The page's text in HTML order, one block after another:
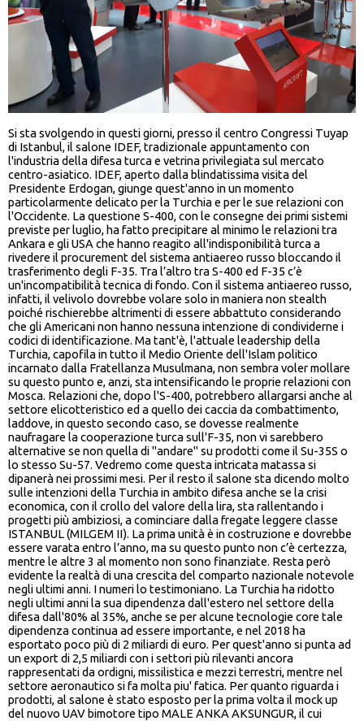
Si sta svolgendo in questi giorni, presso il centro Congressi Tuyap
di Istanbul, il salone IDEF, tradizionale appuntamento con
l'industria della difesa turca e vetrina privilegiata sul mercato
centro-asiatico. IDEF, aperto dalla blindatissima visita del
Presidente Erdogan, giunge quest'anno in un momento
particolarmente delicato per la Turchia e per le sue relazioni con
l'Occidente. La questione S-400, con le consegne dei primi sistemi
previste per luglio, ha fatto precipitare al minimo le relazioni tra
Ankara e gli USA che hanno reagito all'indisponibilità turca a
rivedere il procurement del sistema antiaereo russo bloccando il
trasferimento degli F-35. Tra l’altro tra S-400 ed F-35 c’è
un'incompatibilità tecnica di fondo. Con il sistema antiaereo russo,
infatti, il velivolo dovrebbe volare solo in maniera non stealth
poiché rischierebbe altrimenti di essere abbattuto considerando
che gli Americani non hanno nessuna intenzione di condividerne i
codici di identificazione. Ma tant'è, l'attuale leadership della
Turchia, capofila in tutto il Medio Oriente dell'Islam politico
incarnato dalla Fratellanza Musulmana, non sembra voler mollare
su questo punto e, anzi, sta intensificando le proprie relazioni con
Mosca. Relazioni che, dopo l'S-400, potrebbero allargarsi anche al
settore elicotteristico ed a quello dei caccia da combattimento,
laddove, in questo secondo caso, se dovesse realmente
naufragare la cooperazione turca sull'F-35, non vi sarebbero
alternative se non quella di "andare" su prodotti come il Su-35S o
lo stesso Su-57. Vedremo come questa intricata matassa si
dipanerà nei prossimi mesi. Per il resto il salone sta dicendo molto
sulle intenzioni della Turchia in ambito difesa anche se la crisi
economica, con il crollo del valore della lira, sta rallentando i
progetti più ambiziosi, a cominciare dalla fregate leggere classe
ISTANBUL (MILGEM II). La prima unità è in costruzione e dovrebbe
essere varata entro l’anno, ma su questo punto non c’è certezza,
mentre le altre 3 al momento non sono finanziate. Resta però
evidente la realtà di una crescita del comparto nazionale notevole
negli ultimi anni. I numeri lo testimoniano. La Turchia ha ridotto
negli ultimi anni la sua dipendenza dall'estero nel settore della
difesa dall'80% al 35%, anche se per alcune tecnologie core tale
dipendenza continua ad essere importante, e nel 2018 ha
esportato poco più di 2 miliardi di euro. Per quest'anno si punta ad
un export di 2,5 miliardi con i settori più rilevanti ancora
rappresentati da ordigni, missilistica e mezzi terrestri, mentre nel
settore aeronautico si fa molta piu' fatica. Per quanto riguarda i
prodotti, al salone è stato esposto per la prima volta il mock up
del nuovo UAV bimotore tipo MALE ANKA AKSUNGUR, il cui